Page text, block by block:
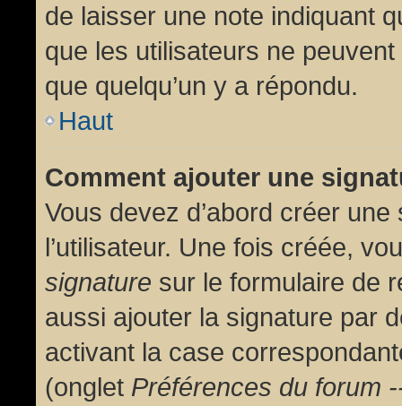
de laisser une note indiquant
que les utilisateurs ne
que quelqu’un y a répondu.
Haut
Comment ajouter une
Vous devez d’abord créer
l’utilisateur. Une fois créée,
signature sur le formulaire de
aussi ajouter la signature par
activant la case
(onglet Préférences du forum